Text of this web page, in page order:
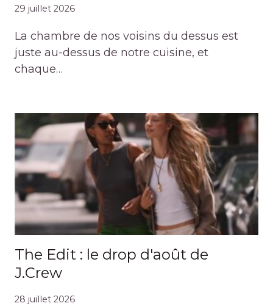
29 juillet 2026
La chambre de nos voisins du dessus est
juste au-dessus de notre cuisine, et
chaque…
The Edit : le drop d'août de
J.Crew
28 juillet 2026